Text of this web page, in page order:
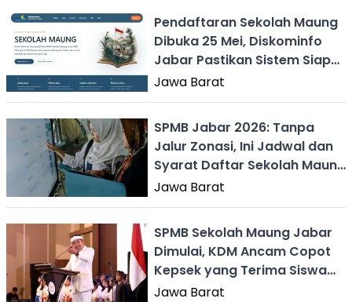
Pendaftaran Sekolah Maung
Dibuka 25 Mei, Diskominfo
Jabar Pastikan Sistem Siap
Diakses
Jawa Barat
SPMB Jabar 2026: Tanpa
Jalur Zonasi, Ini Jadwal dan
Syarat Daftar Sekolah Maung
di Sukabumi
Jawa Barat
SPMB Sekolah Maung Jabar
Dimulai, KDM Ancam Copot
Kepsek yang Terima Siswa
Titipan
Jawa Barat